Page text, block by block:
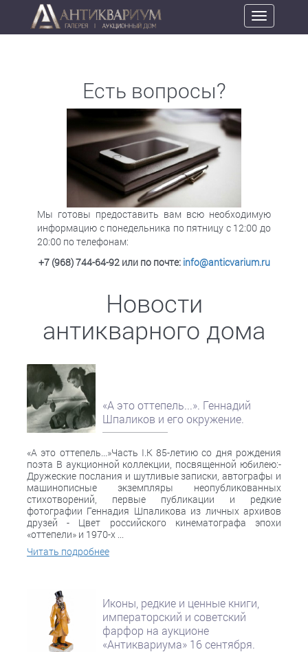
Toggle
navigation
Есть вопросы?
Мы готовы предоставить вам всю необходимую
информацию с понедельника по пятницу с 12:00 до
20:00 по телефонам:
+7 (968) 744-64-92 или по почте: info@anticvarium.ru
Новости
антикварного дома
«А это оттепель...». Геннадий
Шпаликов и его окружение.
«А это оттепель...»Часть I.К 85-летию со дня рождения
поэта В аукционной коллекции, посвященной юбилею:-
Дружеские послания и шутливые записки, автографы и
машинописные экземпляры неопубликованных
стихотворений, первые публикации и редкие
фотографии Геннадия Шпаликова из личных архивов
друзей - Цвет российского кинематографа эпохи
«оттепели» и 1970-х ...
Читать подробнее
Иконы, редкие и ценные книги,
императорский и советский
фарфор на аукционе
«Антиквариума» 16 сентября.